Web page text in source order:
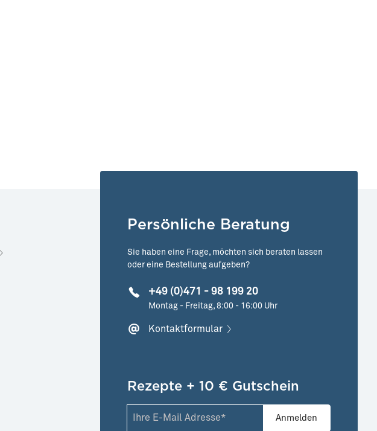
Persönliche Beratung
Sie haben eine Frage, möchten sich beraten lassen
oder eine Bestellung aufgeben?
+49 (0)471 - 98 199 20
Montag - Freitag, 8:00 - 16:00 Uhr
Kontaktformular
Rezepte + 10 € Gutschein
Anmelden